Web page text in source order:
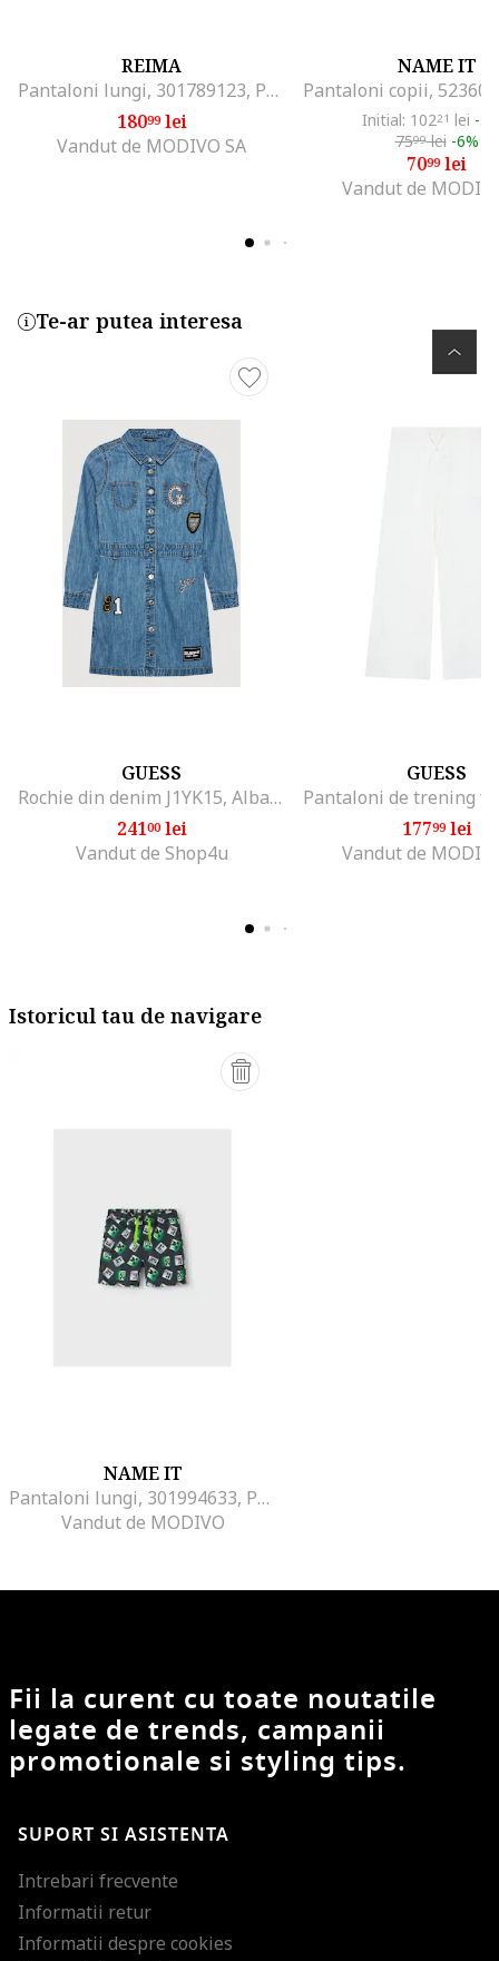
REIMA
Pantaloni lungi, 301789123, Poliester, Albastru marin, Bleumarin
18099lei
Vandut de MODIVO SA
NAME IT
Initial: 10221 lei -
7599lei -6%
7099lei
Vandut de
Te-ar putea interesa
GUESS
Rochie din denim J1YK15, Albastru
24100lei
Vandut de Shop4u
GUESS
17799lei
Vandut de
Istoricul tau de navigare
NAME IT
Pantaloni lungi, 301994633, Poliester, Negru, Negru
Vandut de MODIVO
Fii la curent cu toate noutatile
legate de trends, campanii
promotionale si styling tips.
SUPORT SI ASISTENTA
Intrebari frecvente
Informatii retur
Informatii despre cookies